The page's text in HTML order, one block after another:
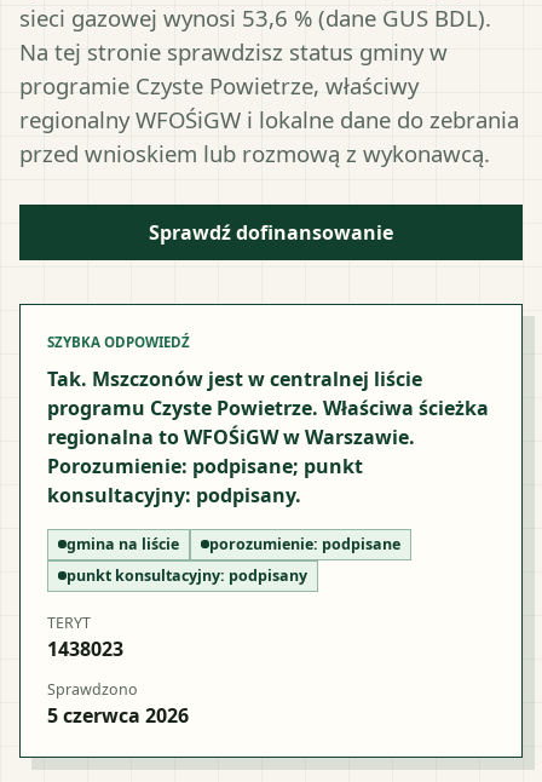
sieci gazowej wynosi 53,6 % (dane GUS BDL).
Na tej stronie sprawdzisz status gminy w
programie Czyste Powietrze, właściwy
regionalny WFOŚiGW i lokalne dane do zebrania
przed wnioskiem lub rozmową z wykonawcą.
Sprawdź dofinansowanie
SZYBKA ODPOWIEDŹ
Tak. Mszczonów jest w centralnej liście
programu Czyste Powietrze. Właściwa ścieżka
regionalna to WFOŚiGW w Warszawie.
Porozumienie: podpisane; punkt
konsultacyjny: podpisany.
gmina na liście porozumienie: podpisane
punkt konsultacyjny: podpisany
TERYT
1438023
Sprawdzono
5 czerwca 2026